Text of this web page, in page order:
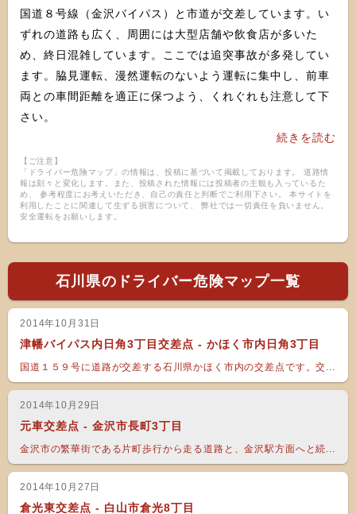
国道８号線（金沢バイパス）と市道が交差しています。い
ずれの道路も広く、周囲には大型店舗や飲食店が多いた
め、終日混雑しています。ここでは追突事故が多発してい
ます。脇見運転、漫然運転のないよう運転に集中し、前車
両との車間距離を適正に保つよう、くれぐれも注意して下
さい。
続きを読む
【ご注意】
「ドライバー危険マップ」の情報は、投稿に基づいて掲載しております。 道路情
報は刻々と変化します。また、投稿された情報には投稿者の主観も入っているた
め、 参考程度にお考えいただき、自己の責任と判断でご利用下さい。 本サイトを
利用したことに関連して生ずる損害について、 弊社では一切責任を負いません。
安全運転をお願いします。
石川県のドライバー危険マップ一覧
2014年10月31日
津幡バイパス内日角3丁目交差点 - かほく市内日角3丁目
国道１５９号に道路が交差する石川県かほく市内の交差点です。交...
2014年10月29日
元車交差点 - 金沢市長町3丁目
金沢市の繁華街である片町歩行から走る道路と、金沢駅方面へと続...
2014年10月27日
倉光東交差点 - 白山市倉光8丁目